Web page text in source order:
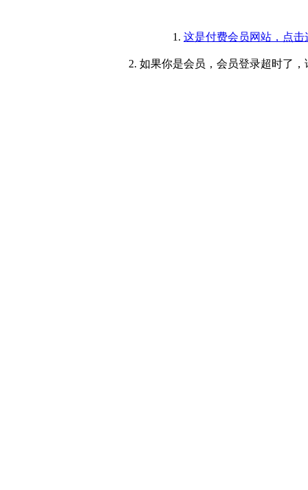
1. 这是付费会员网站，点击
2. 如果你是会员，会员登录超时了